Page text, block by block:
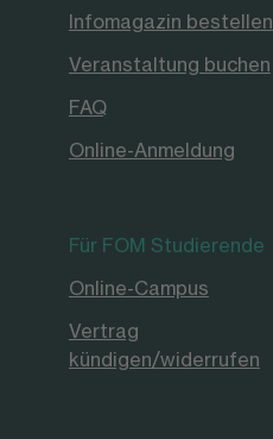
Infomagazin bestellen
Veranstaltung buchen
FAQ
Online-Anmeldung
Für FOM Studierende
Online-Campus
Vertrag
kündigen/widerrufen